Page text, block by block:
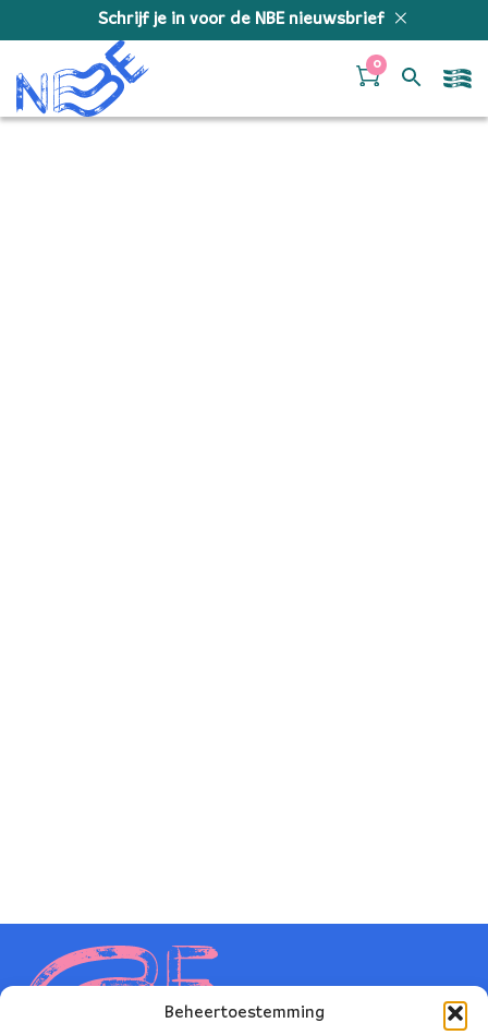
Beheertoestemming
Schrijf je in voor de NBE nieuwsbrief
0